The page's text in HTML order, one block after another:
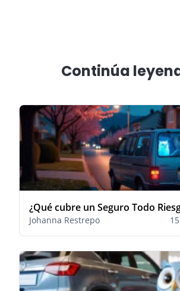
Continúa
¿Qué cubre un Seguro Todo
Johanna Restrepo